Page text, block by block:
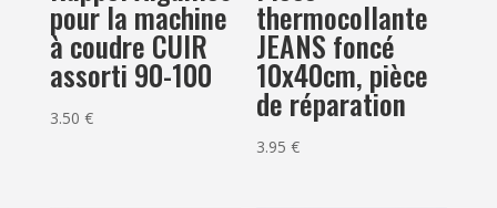
pour la machine
à coudre CUIR
assorti 90-100
3.50 €
thermocollante
JEANS foncé
10x40cm, pièce
de réparation
3.95€